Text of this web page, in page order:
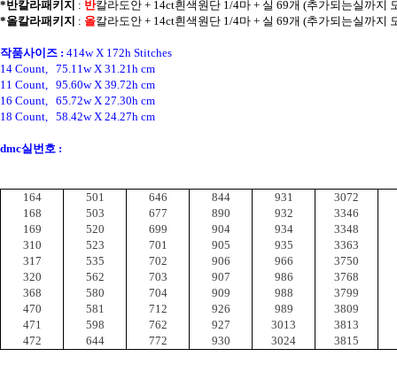
*반칼라패키지 : 반칼라도안 + 14ct흰색원단 1/4마 + 실 69개 (추가되는실까지
*올칼라패키지 : 올칼라도안 + 14ct흰색원단 1/4마 + 실 69개 (추가되는실까지
작품사이즈 : 414w X 172h Stitches
14 Count,   75.11w X 31.21h cm
11 Count,   95.60w X 39.72h cm
16 Count,   65.72w X 27.30h cm
18 Count,   58.42w X 24.27h cm
dmc실번호 :
164 501 646 844 931
3072
168
503 677 890 932
3346
169
520 699 904 934
3348
310
523 701 905 935
3363
317
535 702 906 966
3750
320
562 703 907 986
3768
368
580 704 909 988
3799
470
581 712 926 989
3809
471
598 762 927 3013
3813
472
644 772 930 3024 3815